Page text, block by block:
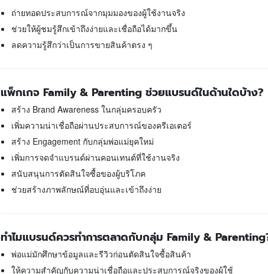
ถ่ายทอดประสบการณ์จากมุมมองของผู้ใช้งานจริง
ช่วยให้ผู้ชมรู้สึกเข้าถึงง่ายและเชื่อถือได้มากขึ้น
ลดความรู้สึกว่าเป็นการขายสินค้าตรง ๆ
แพ็กเกจ Family & Parenting ช่วยแบรนด์ในด้านใดบ้าง?
สร้าง Brand Awareness ในกลุ่มครอบครัว
เพิ่มความน่าเชื่อถือผ่านประสบการณ์ของครีเอเตอร์
สร้าง Engagement กับกลุ่มพ่อแม่ยุคใหม่
เพิ่มการจดจำแบรนด์ผ่านคอนเทนต์ที่ใช้งานจริง
สนับสนุนการตัดสินใจซื้อของผู้บริโภค
ช่วยสร้างภาพลักษณ์ที่อบอุ่นและเข้าถึงง่าย
ทำไมแบรนด์ควรทำการตลาดกับกลุ่ม Family &
พ่อแม่มักศึกษาข้อมูลและรีวิวก่อนตัดสินใจซื้อสินค้า
ให้ความสำคัญกับความน่าเชื่อถือและประสบการณ์จริงของผู้ใช้